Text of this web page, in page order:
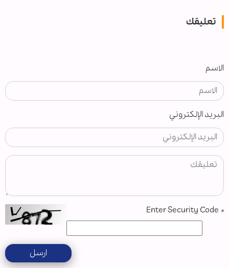
تعليقك
الاسم
البريد الإلكتروني
*
ارسل